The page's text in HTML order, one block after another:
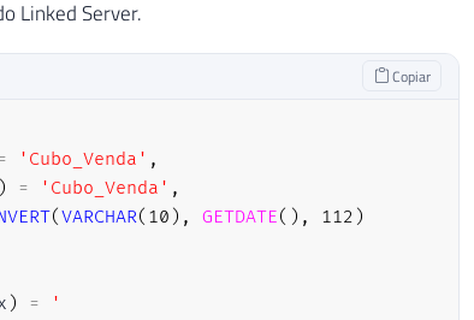
Linked Server.
Copiar
'Cubo_Venda' ,
) = 'Cubo_Venda' ,
(VARCHAR( 10 ) , GETDATE( ) , 112 )
) =
'